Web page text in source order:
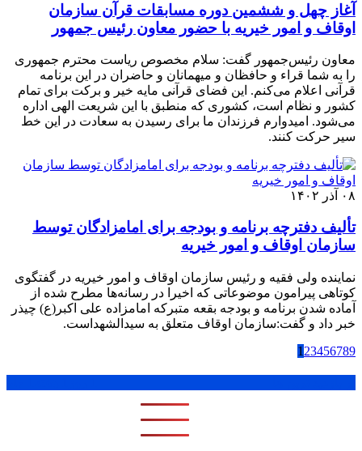
آغاز چهل و ششمین دوره مسابقات قرآن سازمان
اوقاف و امور خیریه با حضور معاون رئیس جمهور
معاون رئیس‌جمهور گفت: سلام مخصوص ریاست محترم جمهوری
را به شما قراء و حافظان و میهمانان و حاضران در این برنامه
قرآنی اعلام می‌کنم. این فضای قرآنی مایه خیر و برکت برای تمام
کشور و نظام است، کشوری که منطبق با این شریعت الهی اداره
می‌شود. امیدوارم فرزندان ما برای رسیدن به سعادت در این خط
سیر حرکت کنند.
۰۸ آذر ۱۴۰۲
تألیف دفترچه برنامه و بودجه برای امامزادگان توسط
سازمان اوقاف و امور خیریه
نماینده ولی فقیه و رئیس سازمان اوقاف و امور خیریه در گفتگوی
کوتاهی پیرامون موضوعاتی که اخیرا در رسانه‌ها مطرح شده از
آماده شدن برنامه و بودجه بقعه متبرکه امامزاده علی اکبر(ع) چیذر
خبر داد و گفت:سازمان اوقاف متعلق به سیدالشهداست.
1 23456789